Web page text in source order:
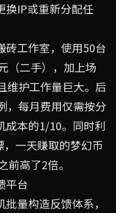
换IP或重新分配任
砖工作室，使用50台
（二手），加上场
维护工作量巨大。后
，每月费用仅需按分
成本的1/10。同时利
，一天赚取的梦幻币
高了2倍。
平台
量构造反馈体系，